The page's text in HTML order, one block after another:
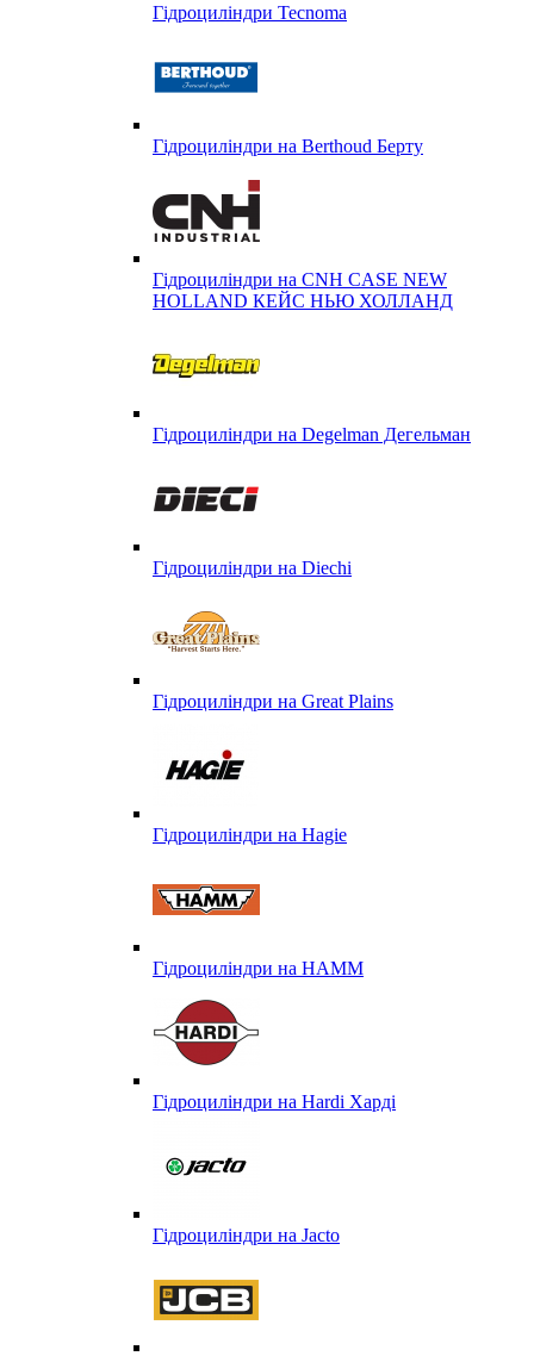
Гідроциліндри Tecnoma
Гідроциліндри на Berthoud Берту
Гідроциліндри на CNH CASE NEW
HOLLAND КЕЙС НЬЮ ХОЛЛАНД
Гідроциліндри на Degelman Дегельман
Гідроциліндри на Diechi
Гідроциліндри на Great Plains
Гідроциліндри на Hagie
Гідроциліндри на HAMM
Гідроциліндри на Hardi Харді
Гідроциліндри на Jacto